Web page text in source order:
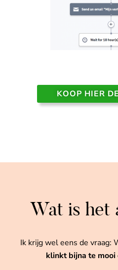
KOOP HIER
Wat is het
Ik krijg wel eens de vraag:
klinkt bijna te